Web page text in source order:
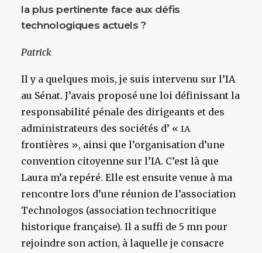
la plus pertinente face aux défis
technologiques actuels ?
Patrick
Il y a quelques mois, je suis intervenu sur l’IA
au Sénat. J’avais proposé une loi définissant la
responsabilité pénale des dirigeants et des
administrateurs des sociétés d’ « IA
frontières », ainsi que l’organisation d’une
convention citoyenne sur l’IA. C’est là que
Laura m’a repéré. Elle est ensuite venue à ma
rencontre lors d’une réunion de l’association
Technologos (association technocritique
historique française). Il a suffi de 5 mn pour
rejoindre son action, à laquelle je consacre